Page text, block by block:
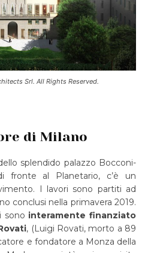
Srl. All Rights Reserved.
di Milano
splendido palazzo Bocconi-
fronte al Planetario, c’è un
I lavori sono partiti ad
conclusi nella primavera 2019.
sono interamente finanziato
, (Luigi Rovati, morto a 89
e fondatore a Monza della